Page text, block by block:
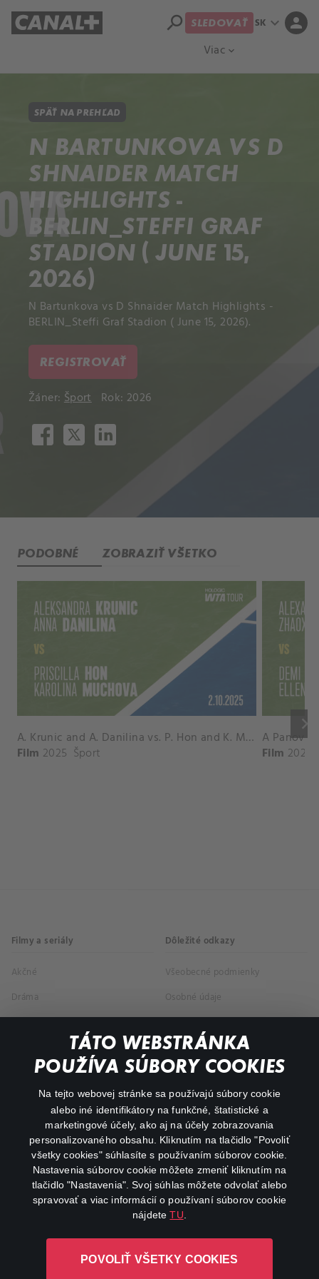
TÁTO WEBSTRÁNKA
POUŽÍVA SÚBORY COOKIES
Na tejto webovej stránke sa používajú súbory cookie
alebo iné identifikátory na funkčné, štatistické a
marketingové účely, ako aj na účely zobrazovania
personalizovaného obsahu. Kliknutím na tlačidlo "Povoliť
všetky cookies" súhlasíte s používaním súborov cookie.
Nastavenia súborov cookie môžete zmeniť kliknutím na
tlačidlo "Nastavenia". Svoj súhlas môžete odvolať alebo
spravovať a viac informácií o používaní súborov cookie
nájdeteTU
POVOLIŤ VŠETKY COOKIES
Viac expand_more
search SLEDOVAŤ SK expand_more person
SPÄŤ NA PREHĽAD
N BARTUNKOVA VS D
SHNAIDER MATCH
HIGHLIGHTS -
BERLIN_STEFFI GRAF
STADION ( JUNE 15,
2026)
N Bartunkova vs D Shnaider Match Highlights -
BERLIN_Steffi Graf Stadion ( June 15, 2026).
REGISTROVAŤ
Žáner: Šport Rok: 2026
PODOBNÉ ZOBRAZIŤ VŠETKO
keyboard_arrow_right
A. Krunic and A. Danilina vs. P. Hon and K. Muchova Match Highlights - BEIJING_Capital Group Diamond ( October 02, 2025)
Film 2025 Šport Film 2026
Filmy a seriály
Akčné
Dráma
Dôležité odkazy
Všeobecné podmienky
Osobné údaje
O aplikácii Canal+
Canal+ Luxembourg S. à r.l. so sídlom Rue Albert Borschette 4,